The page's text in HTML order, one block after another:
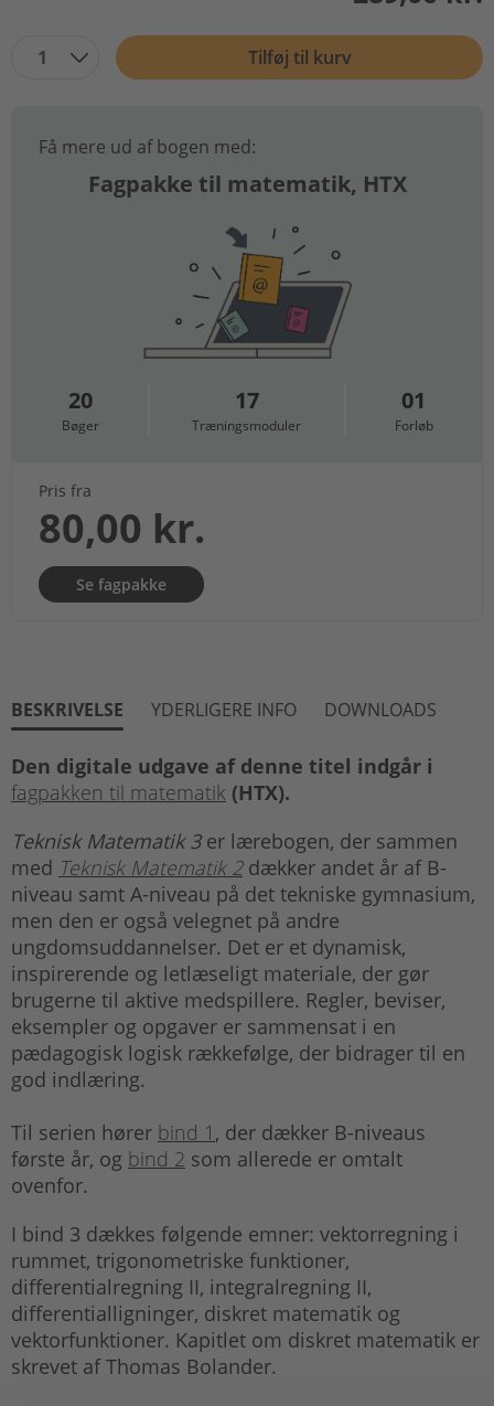
1 Tilføj til kurv
Få mere ud af bogen med:
Fagpakke til matematik, HTX
20
Bøger
17
Træningsmoduler
01
Forløb
Pris fra
80,00 kr.
Se fagpakke
BESKRIVELSE YDERLIGERE INFO DOWNLOADS
Den digitale udgave af denne titel indgår i
fagpakken til matematik (HTX).
Teknisk Matematik 3er lærebogen, der sammen
med Teknisk Matematik 2dækker andet år af B-
niveau samt A-niveau på det tekniske gymnasium,
men den er også velegnet på andre
ungdomsuddannelser. Det er et dynamisk,
inspirerende og letlæseligt materiale, der gør
brugerne til aktive medspillere. Regler, beviser,
eksempler og opgaver er sammensat i en
pædagogisk logisk rækkefølge, der bidrager til en
god indlæring.
Til serien hører bind 1 , der dækker B-niveaus
første år, og bind 2 som allerede er omtalt
ovenfor.
I bind 3 dækkes følgende emner: vektorregning i
rummet, trigonometriske funktioner,
differentialregning II, integralregning II,
differentialligninger, diskret matematik og
vektorfunktioner. Kapitlet om diskret matematik er
skrevet af Thomas Bolander.